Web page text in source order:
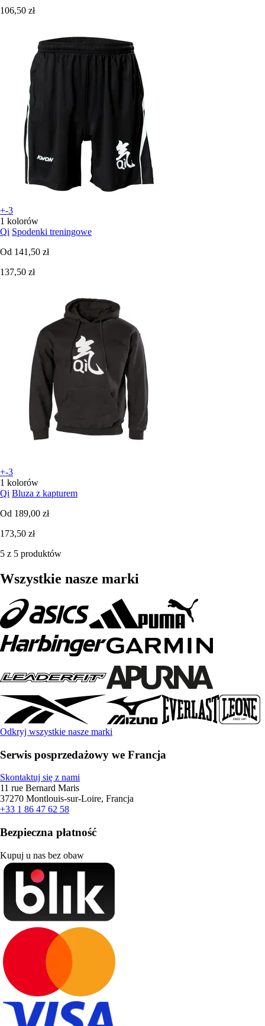
106,50 zł
+-3
1 kolorów
Qi Spodenki treningowe
Od 141,50 zł
137,50 zł
+-3
1 kolorów
Qi Bluza z kapturem
Od 189,00 zł
173,50 zł
5 z 5 produktów
Wszystkie nasze marki
Odkryj wszystkie nasze marki
Serwis posprzedażowy we Francja
Skontaktuj się z nami
11 rue Bernard Maris
37270 Montlouis-sur-Loire, Francja
+33 1 86 47 62 58
Bezpieczna płatność
Kupuj u nas bez obaw